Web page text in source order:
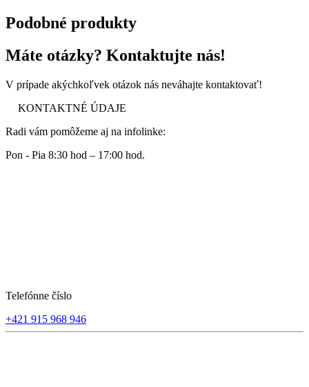
Podobné produkty
Máte otázky? Kontaktujte nás!
V prípade akýchkoľvek otázok nás neváhajte kontaktovať!
KONTAKTNÉ ÚDAJE
Radi vám pomôžeme aj na infolinke:
Pon - Pia 8:30 hod – 17:00 hod.
Telefónne číslo
+421 915 968 946